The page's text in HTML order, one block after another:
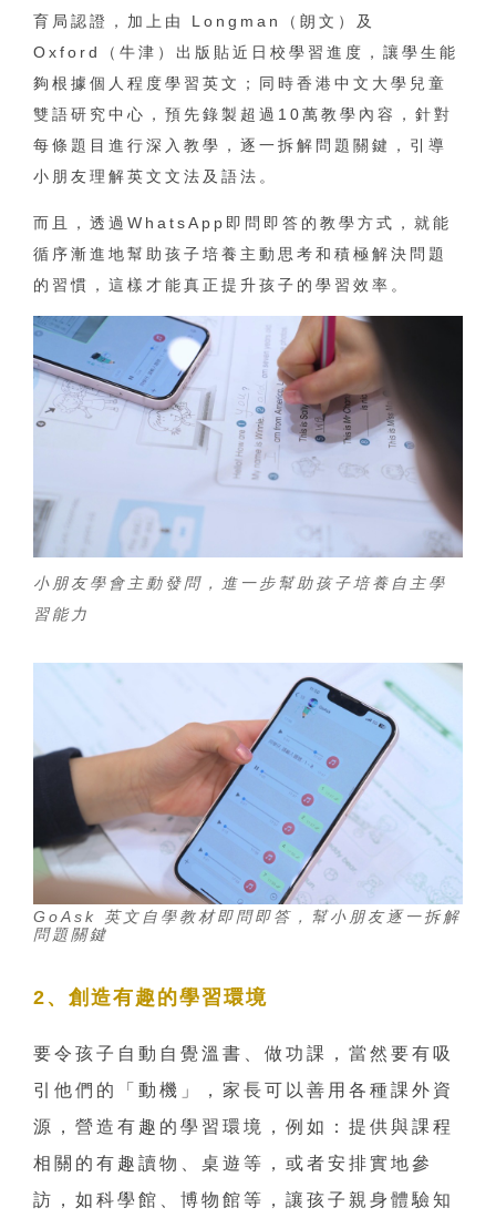
育局認證，加上由 Longman（朗文）及
Oxford（牛津）出版貼近日校學習進度，讓學生能
夠根據個人程度學習英文；同時香港中文大學兒童
雙語研究中心，預先錄製超過10萬教學內容，針對
每條題目進行深入教學，逐一拆解問題關鍵，引導
小朋友理解英文文法及語法。
而且，透過WhatsApp即問即答的教學方式，就能
循序漸進地幫助孩子培養主動思考和積極解決問題
的習慣，這樣才能真正提升孩子的學習效率。
小朋友學會主動發問，進一步幫助孩子培養自主學
習能力
GoAsk 英文自學教材即問即答，幫小朋友逐一拆解
問題關鍵
2、創造有趣的學習環境
要令孩子自動自覺溫書、做功課，當然要有吸
引他們的「動機」，家長可以善用各種課外資
源，營造有趣的學習環境，例如：提供與課程
相關的有趣讀物、桌遊等，或者安排實地參
訪，如科學館、博物館等，讓孩子親身體驗知